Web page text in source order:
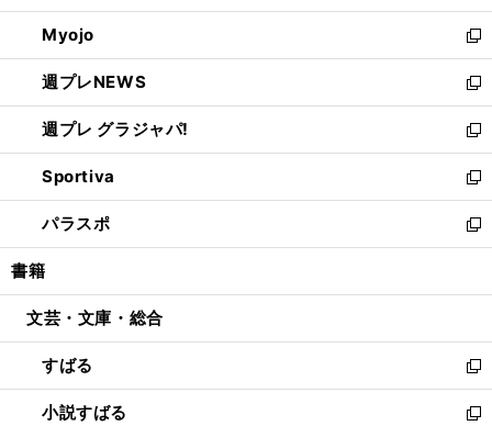
開
く
ウ
で
開
く
ン
ド
ウ
で
開
く
ウ
ィ
ン
ド
ウ
で
開
く
Myojo
新
し
い
ウ
ィ
ン
ド
ウ
で
開
週プレNEWS
新
し
い
ウ
ィ
ン
ド
ウ
開
週プレ グラジャパ!
新
し
い
ウ
ィ
ン
ウ
開
く
Sportiva
新
し
い
ウ
ン
ウ
で
開
く
パラスポ
新
し
ウ
ン
ド
ウ
で
書籍
文芸・文庫・総合
すばる
新
し
い
小説すばる
新